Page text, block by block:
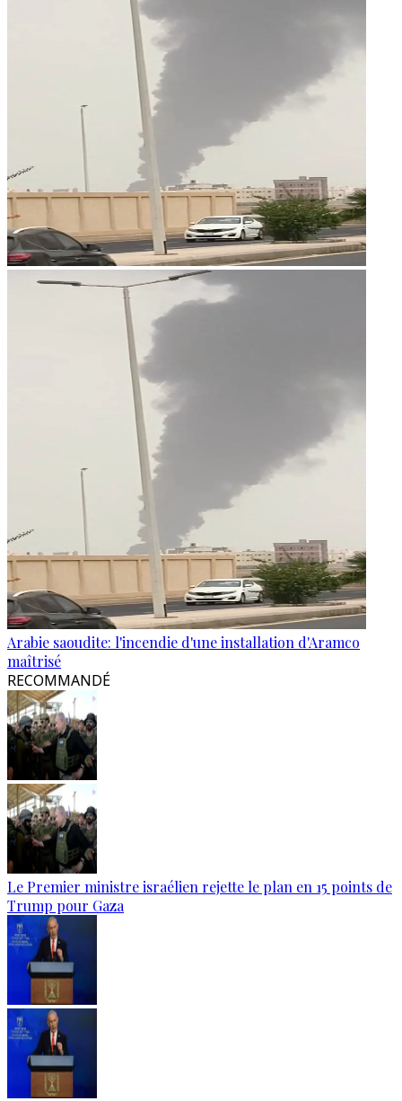
Arabie saoudite: l'incendie d'une installation d'Aramco
maîtrisé
RECOMMANDÉ
Le Premier ministre israélien rejette le plan en 15 points de
Trump pour Gaza